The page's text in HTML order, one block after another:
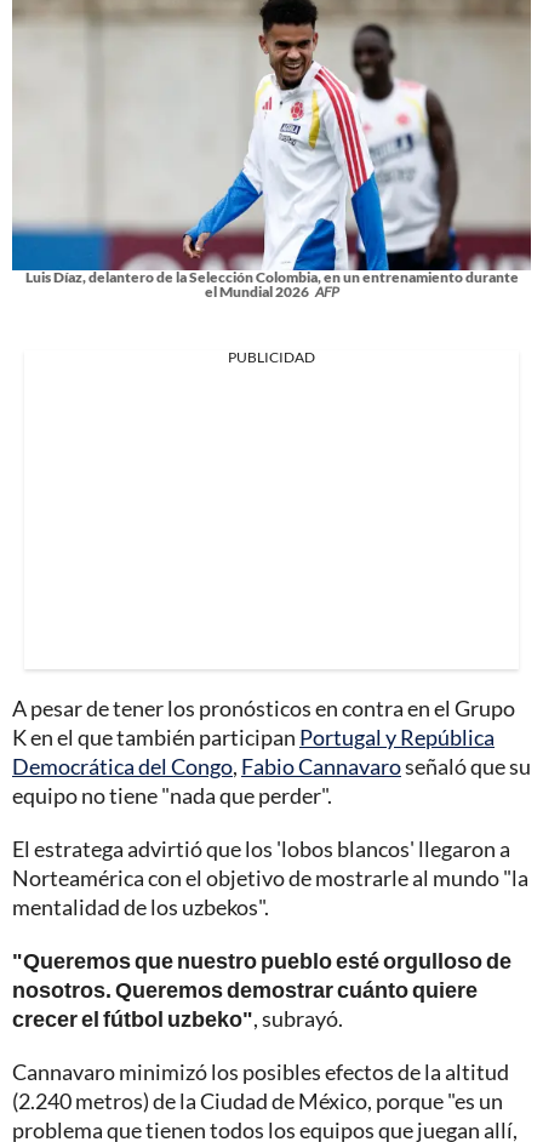
Luis Díaz, delantero de la Selección Colombia, en un entrenamiento durante
el Mundial 2026 AFP
PUBLICIDAD
A pesar de tener los pronósticos en contra en el Grupo
K en el que también participan Portugal y República
Democrática del Congo, Fabio Cannavaroseñaló que su
equipo no tiene "nada que perder".
El estratega advirtió que los 'lobos blancos' llegaron a
Norteamérica con el objetivo de mostrarle al mundo "la
mentalidad de los uzbekos".
"Queremos que nuestro pueblo esté orgulloso de
nosotros. Queremos demostrar cuánto quiere
crecer el fútbol uzbeko", subrayó.
Cannavaro minimizó los posibles efectos de la altitud
(2.240 metros) de la Ciudad de México, porque "es un
problema que tienen todos los equipos que juegan allí,